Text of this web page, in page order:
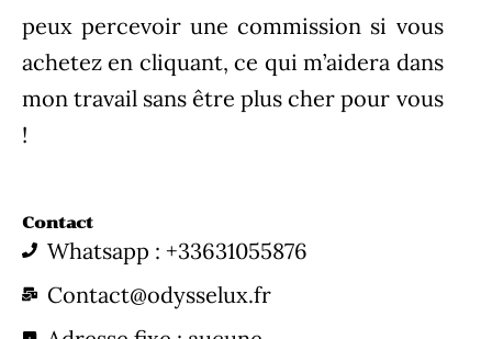
peux percevoir une commission si vous
achetez en cliquant, ce qui m’aidera dans
mon travail sans être plus cher pour vous
!
Contact
Whatsapp : +33631055876
Contact@odysselux.fr